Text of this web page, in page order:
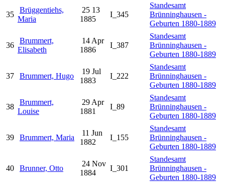
35
Brüggentiehs,
Maria
25 13
1885
I_345
Standesamt
Brünninghausen -
Geburten 1880-1889
36
Brummert,
Elisabeth
14 Apr
1886
I_387
Standesamt
Brünninghausen -
Geburten 1880-1889
37 Brummert, Hugo
19 Jul
1883
I_222
Standesamt
Brünninghausen -
Geburten 1880-1889
38
Brummert,
Louise
29 Apr
1881
I_89
Standesamt
Brünninghausen -
Geburten 1880-1889
39 Brummert, Maria
11 Jun
1882
I_155
Standesamt
Brünninghausen -
Geburten 1880-1889
40 Brunner, Otto
24 Nov
1884
I_301
Standesamt
Brünninghausen -
Geburten 1880-1889